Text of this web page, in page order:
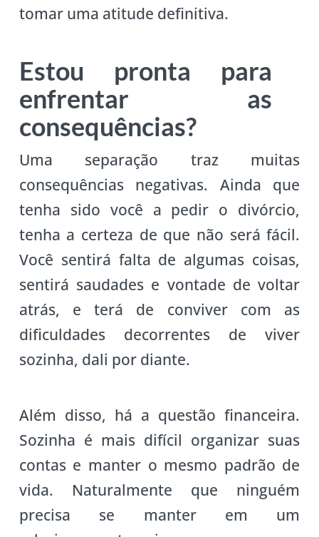
tomar uma atitude definitiva.
Estou pronta para
enfrentar as
consequências?
Uma separação traz muitas
consequências negativas. Ainda que
tenha sido você a pedir o divórcio,
tenha a certeza de que não será fácil.
Você sentirá falta de algumas coisas,
sentirá saudades e vontade de voltar
atrás, e terá de conviver com as
dificuldades decorrentes de viver
sozinha, dali por diante.
Além disso, há a questão financeira.
Sozinha é mais difícil organizar suas
contas e manter o mesmo padrão de
vida. Naturalmente que ninguém
precisa se manter em um